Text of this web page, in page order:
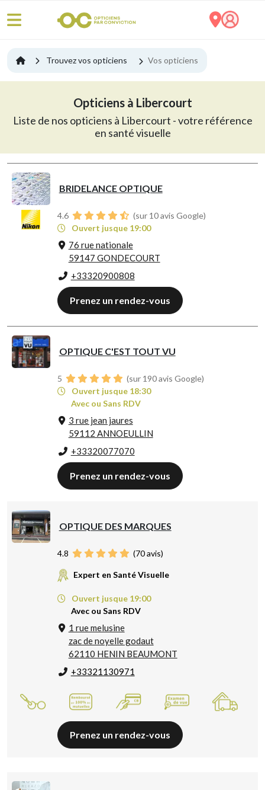
Trouvez vos opticiens Vos opticiens
Opticiens à Libercourt
Liste de nos opticiens à Libercourt - votre référence
en santé visuelle
BRIDELANCE OPTIQUE
4.6
(sur 10 avis Google)
Ouvert jusque 19:00
76 rue nationale
59147 GONDECOURT
+33320900808
Prenez un rendez-vous
OPTIQUE C'EST TOUT VU
5
(sur 190 avis Google)
Ouvert jusque 18:30
Avec ou Sans RDV
3 rue jean jaures
59112 ANNOEULLIN
+33320077070
Prenez un rendez-vous
OPTIQUE DES MARQUES
4.8 (70avis)
Expert en Santé Visuelle
Ouvert jusque 19:00
Avec ou Sans RDV
1 rue melusine
zac de noyelle godaut
62110 HENIN BEAUMONT
+33321130971
Prenez un rendez-vous